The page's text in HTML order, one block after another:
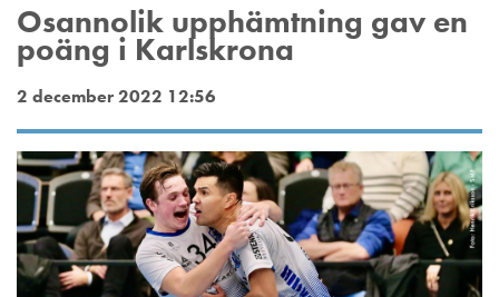
Osannolik upphämtning gav en
poäng i Karlskrona
2 december 2022 12:56